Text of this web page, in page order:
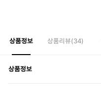
상품정보 상품리뷰(34)
상품정보